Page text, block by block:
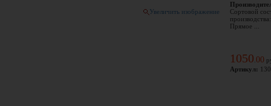
Увеличить изображение
Сортовой
Прямое ...
1050 00
Артикул: